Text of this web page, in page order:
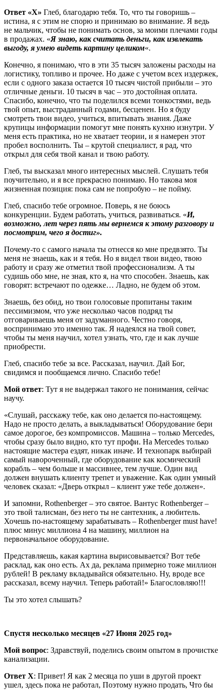
Ответ «Х» Глеб, благодарю тебя. То, что ты говоришь –
истина, я с этим не спорю и принимаю во внимание. Я ведь
не мальчик, чтобы не понимать основ, за моими плечами годы
в продажах. «Я знаю, как считать деньги, как извлекать
выгоду, я умею видеть картину целиком«.
Конечно, я понимаю, что в эти 35 тысяч заложены расходы на
логистику, топливо и прочее. Но даже с учетом всех издержек,
если с одного заказа остается 10 тысяч чистой прибыли – это
отличные деньги. 10 тысяч в час – это достойная оплата.
Спасибо, конечно, что ты поделился всеми тонкостями, ведь
твой опыт, выстраданный годами, бесценен. Но я буду
смотреть твои видео, учиться, впитывать знания. Даже
крупицы информации помогут мне понять кухню изнутри. У
меня есть практика, но не хватает теории, и я намерен этот
пробел восполнить. Ты – крутой специалист, я рад, что
открыл для себя твой канал и твою работу.
Глеб, ты высказал много интересных мыслей. Слушать тебя
поучительно, и я все прекрасно понимаю. Но такова моя
жизненная позиция: пока сам не попробую – не пойму.
Глеб, спасибо тебе огромное. Поверь, я не боюсь
конкуренции. Будем работать, учиться, развиваться. «И,
возможно, лет через пять мы вернемся к этому разговору и
посмотрим, чего я достиг».
Почему-то с самого начала ты отнесся ко мне предвзято. Ты
меня не знаешь, как и я тебя. Но я видел твои видео, твою
работу и сразу же отметил твой профессионализм. А ты
судишь обо мне, не зная, кто я, на что способен. Знаешь, как
говорят: встречают по одежке… Ладно, не будем об этом.
Знаешь, без обид, но твои голосовые пропитаны таким
пессимизмом, что уже несколько часов подряд ты
отговариваешь меня от задуманного. Честно говоря,
воспринимаю это именно так. Я надеялся на твой совет,
чтобы ты меня научил, хотел узнать, что, где и как лучше
приобрести.
Глеб, спасибо тебе за все. Рассказал, научил. Дай Бог,
свидимся и пообщаемся лично. Спасибо тебе!
Мой ответ: Тут я не выдержал такого не понимания, сейчас
научу.
«Слушай, расскажу тебе, как оно делается по-настоящему.
Надо не просто делать, а выкладываться! Оборудование бери
самое дорогое, без компромиссов. Машина – только Mercedes,
чтобы сразу было видно, кто тут профи. На Mercedes только
настоящие мастера ездят, никак иначе. И технопарк выбирай
самый навороченный, где оборудование как космический
корабль – чем больше и массивнее, тем лучше. Один вид
должен внушать клиенту трепет и уважение. Как один умный
человек сказал: «Дверь открыл – клиент уже тебе должен».
И запомни, Rothenberger – это святое. Вантус Rothenberger –
это твой талисман, без него ты не сантехник, а любитель.
Хочешь по-настоящему зарабатывать – Rothenberger must have!
плюс минус миллиона 4 на машину, миллион на
первоначальное оборудование.
Представляешь, какая картина вырисовывается? Вот тебе
расклад, как оно есть. Ах да, реклама примерно тоже миллион
рублей! В рекламу вкладывайся обязательно. Ну, вроде все
рассказал, всему научил. Теперь работай!» Благословляю!!!
Ты это хотел слышать?
Спустя несколько месяцев «27 Июня 2025 год»
Мой вопрос: Здравствуй, поделись своим опытом в прочистке
канализации.
Ответ Х: Привет! Я как 2 месяца по уши в другой проект
ушел, здесь пока не работал, Поэтому нужно продать, Что бы